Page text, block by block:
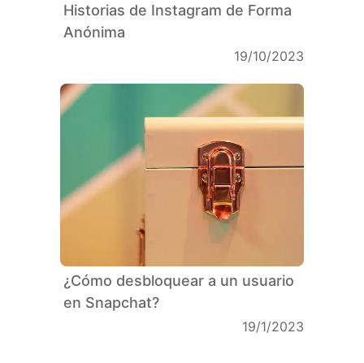
Historias de Instagram de Forma
Anónima
19/10/2023
¿Cómo desbloquear a un usuario
en Snapchat?
19/1/2023